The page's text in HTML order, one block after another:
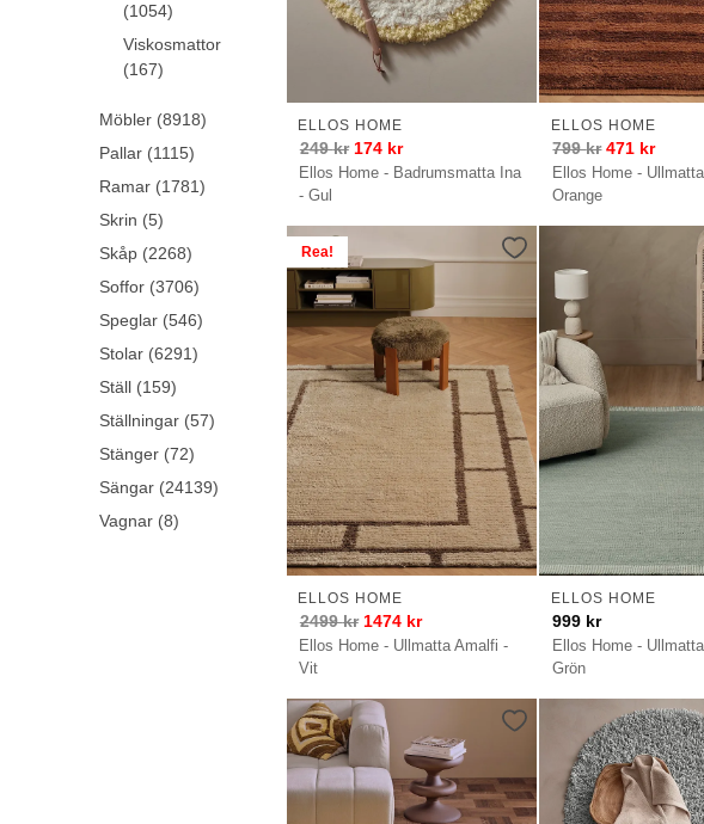
Ellos Home - Badrumsmatta Ina
- Gul
ELLOS HOME
249kr 174 kr
Ellos Home -
Orange
ELLOS HOME
799kr 471 kr
Rea!
Ellos Home - Ullmatta Amalfi -
Vit
ELLOS HOME
2499kr 1474 kr
Ellos Home -
Grön
ELLOS HOME
999 kr
(1054)
Viskosmattor
(167)
Möbler (8918)
Pallar (1115)
Ramar (1781)
Skrin (5)
Skåp (2268)
Soffor (3706)
Speglar (546)
Stolar (6291)
Ställ (159)
Ställningar (57)
Stänger (72)
Sängar (24139)
Vagnar (8)